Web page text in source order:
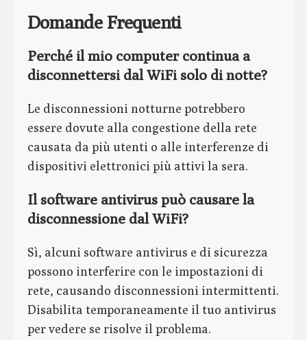
Domande Frequenti
Perché il mio computer continua a
disconnettersi dal WiFi solo di notte?
Le disconnessioni notturne potrebbero
essere dovute alla congestione della rete
causata da più utenti o alle interferenze di
dispositivi elettronici più attivi la sera.
Il software antivirus può causare la
disconnessione dal WiFi?
Sì, alcuni software antivirus e di sicurezza
possono interferire con le impostazioni di
rete, causando disconnessioni intermittenti.
Disabilita temporaneamente il tuo antivirus
per vedere se risolve il problema.